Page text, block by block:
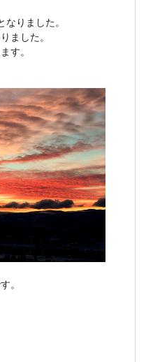
りました。
ました。
す。
。